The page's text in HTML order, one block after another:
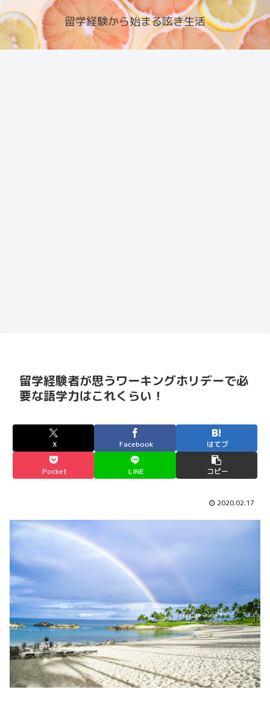
留学経験から始まる呟き生活
留学経験者が思うワーキングホリデーで必
要な語学力はこれくらい！
X Facebook はてブ
Pocket LINE コピー
2020.02.17